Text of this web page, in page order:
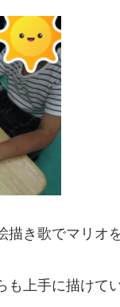
描き歌でマリオ
も上手に描けてい